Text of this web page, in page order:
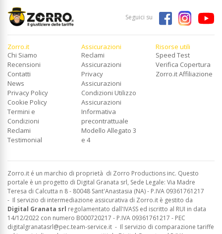
Seguici su
Zorro.it
Chi Siamo
Recensioni
Contatti
News
Privacy Policy
Cookie Policy
Termini e
Condizioni
Reclami
Testimonial
Assicurazioni
Reclami
Assicurazioni
Privacy
Assicurazioni
Condizioni Utilizzo
Assicurazioni
Informativa
precontrattuale
Modello Allegato 3
e 4
Risorse utili
Speed Test
Verifica Copertura
Zorro.it Affiliazione
Zorro.it é un marchio di proprietà di Zorro Productions inc. Questo
portale è un progetto di Digital Granata srl, Sede Legale: Via Madre
Teresa di Calcutta n 8 - 80048 Sant'Anastasia (NA) - P.IVA 09361761217
- Il servizio di intermediazione assicurativa di Zorro.it è gestito da
Digital Granata srl regolamentato dall'IVASS ed iscritto al RUI in data
14/12/2022 con numero B000720217 - P.IVA 09361761217 - PEC
digitalgranatasrl@pec.team-service.it - Il servizio di comparazione tariffe